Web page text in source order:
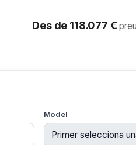
Des de 118.077 €
Model